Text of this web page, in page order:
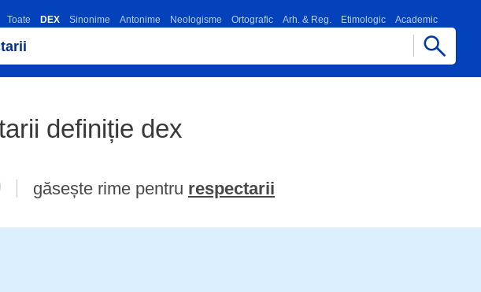
Toate DEX Sinonime Antonime Neologisme Ortografic Arh. & Reg. Etimologic Academic
definiție dex
găsește rime pentru respectarii